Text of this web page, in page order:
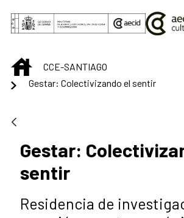
Skip to Main Content
INICIOCCE-SANTIAGO
Gestar: Colectivizando el sentir
Gestar:
sentir
Residencia de